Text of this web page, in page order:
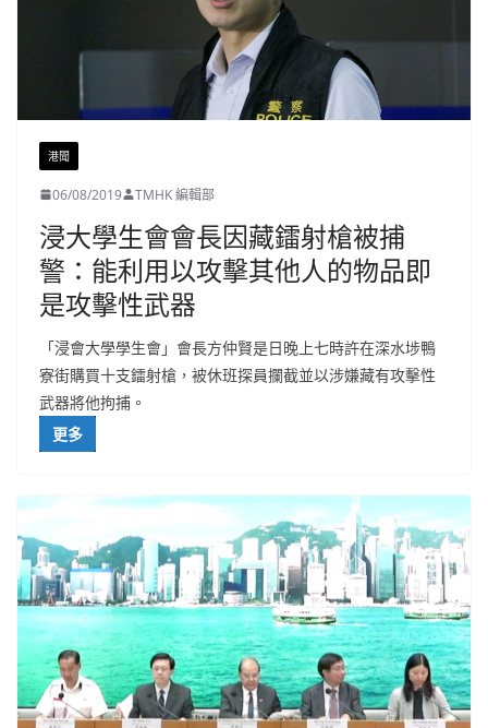
港聞
06/08/2019 TMHK 編輯部
浸大學生會會長因藏鐳射槍被捕
警：能利用以攻擊其他人的物品即
是攻擊性武器
「浸會大學學生會」會長方仲賢是日晚上七時許在深水埗鴨
寮街購買十支鐳射槍，被休班探員攔截並以涉嫌藏有攻擊性
武器將他拘捕。
更多